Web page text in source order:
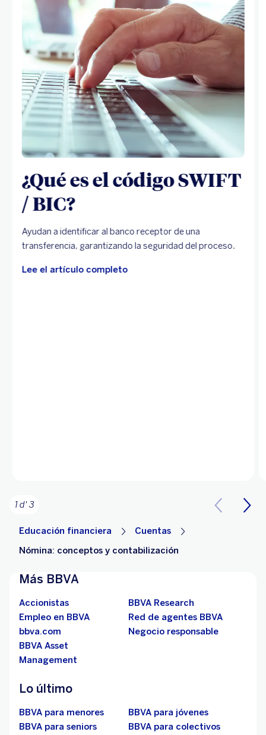
¿Qué es el código SWIFT
/ BIC?
Ayudan a identificar al banco receptor de una
transferencia, garantizando la seguridad del proceso.
Lee el artículo completo
1 d' 3
Educación financiera
Cuentas
Nómina: conceptos y contabilización
Más BBVA
Accionistas
BBVA Research
Empleo en BBVA
Red de agentes BBVA
bbva.com
Negocio responsable
BBVA Asset
Management
Lo último
BBVA para menores
BBVA para jóvenes
BBVA para seniors
BBVA para colectivos